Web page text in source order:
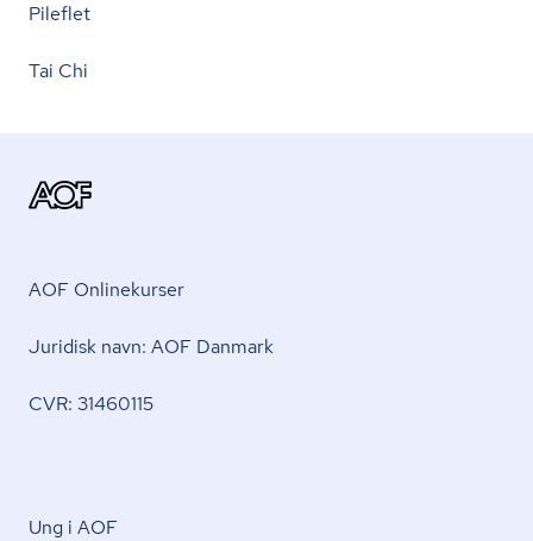
Pileflet
Tai Chi
AOF Onlinekurser
Juridisk navn: AOF Danmark
CVR: 31460115
Ung i AOF